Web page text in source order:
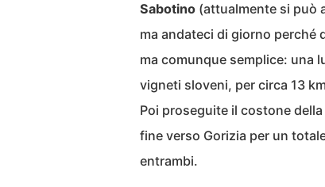
Sabotino (attualmente si può
ma andateci di giorno perché
ma comunque semplice: una
vigneti sloveni, per circa 13
Poi proseguite il costone
fine verso Gorizia per un
entrambi.